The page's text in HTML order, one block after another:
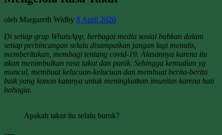
oleh Margareth Widhy 8 April 2020
Di setiap grup WhatsApp, berbagai media sosial bahkan dalam
setiap perbincangan selalu disampaikan jangan lagi menulis,
memberitakan, membagi tentang covid-19. Alasannya karena itu
akan menimbulkan rasa takut dan panik. Sehingga kemudian yg
muncul, membuat kelucuan-kelucuan dan membuat berita-berita
baik yang konon katanya untuk meningkatkan imunitas karena hati
bahagia.
Apakah takut itu selalu buruk?